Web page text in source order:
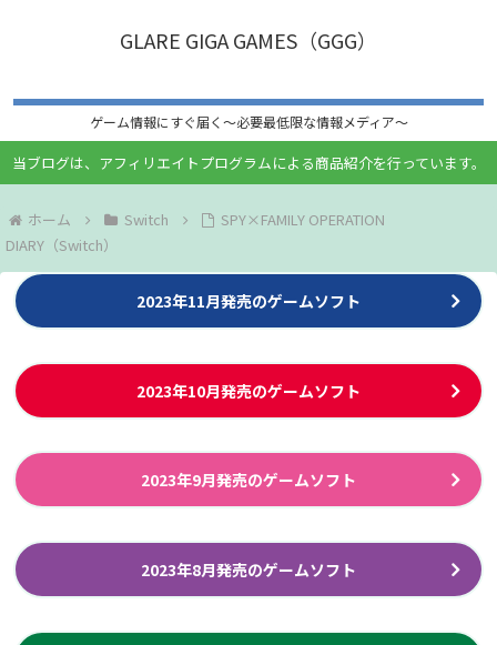
GLARE GIGA GAMES（GGG）
ゲーム情報にすぐ届く〜必要最低限な情報メディア〜
当ブログは、アフィリエイトプログラムによる商品紹介を行っています。
ホーム Switch
SPY×FAMILY OPERATION
DIARY（Switch）
2023年11月発売のゲームソフト
2023年10月発売のゲームソフト
2023年9月発売のゲームソフト
2023年8月発売のゲームソフト